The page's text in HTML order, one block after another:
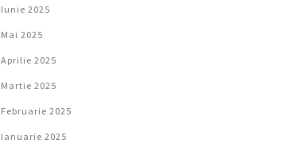
Iunie 2025
Mai 2025
Aprilie 2025
Martie 2025
Februarie 2025
Ianuarie 2025